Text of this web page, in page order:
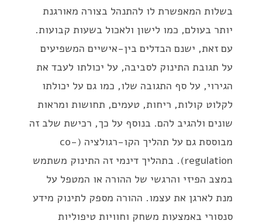
בשלות המאפשרת לו להתנהל בצורה מאורגנת
יותר בעולם, כמו לישון ולאכול בשעות קבועות.
עם זאת, ישנם הבדלים בין-אישיים המשפיעים
על תגובת התינוק לסביבה, על יכולתו לעבד את
הגירוי, על סף התגובה שלו, כמו גם על יכולתו
לקלוט קולות, ריחות, טעמים, תחושות ומראות
שונים ולהגיב להם. בנוסף על כך, רכישת שלב זה
מבוססת גם על תהליך הקו-רגולציה (co-
regulation). בתהליך דינמי זה התינוק משתמש
במצב הפיזי והרגשי של ההורה או המטפל על
מנת לארגן את עצמו. ההורה מספק לתינוק מידע
סנסורי באמצעות משחק וחוויות טיפוליות